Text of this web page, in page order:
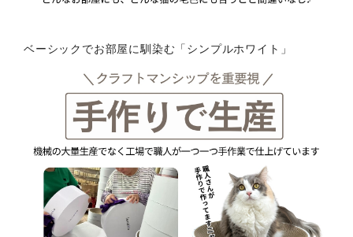
ベーシックでお部屋に馴染む「シンプルホワイト」